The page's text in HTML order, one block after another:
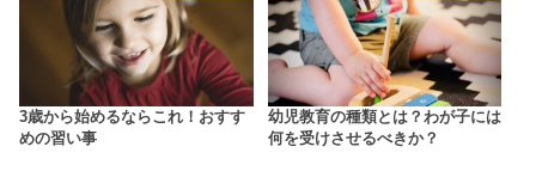
3歳から始めるならこれ！おすす
めの習い事
幼児教育の種類とは？わが子には
何を受けさせるべきか？